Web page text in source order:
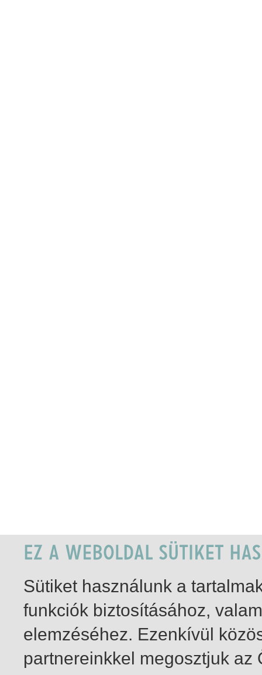
Sütiket használunk a
funkciók biztosításához,
elemzéséhez. Ezenkívül
partnereinkkel megosztjuk